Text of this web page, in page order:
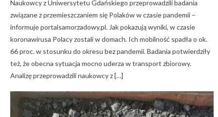
Naukowcy z Uniwersytetu Gdańskiego przeprowadzili badania
związane z przemieszczaniem się Polaków w czasie pandemii –
informuje portalsamorzadowy.pl. Jak pokazują wyniki, w czasie
koronawirusa Polacy zostali w domach. Ich mobilność spadła o ok.
66 proc. w stosunku do okresu bez pandemii. Badania potwierdziły
też, że obecna sytuacja mocno uderza w transport zbiorowy.
Analizę przeprowadzili naukowcy z […]